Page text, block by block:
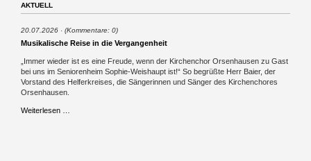
AKTUELL
20.07.2026 (Kommentare: 0)
Musikalische Reise in die Vergangenheit
„Immer wieder ist es eine Freude, wenn der Kirchenchor Orsenhausen zu Gast
bei uns im Seniorenheim Sophie-Weishaupt ist!“ So begrüßte Herr Baier, der
Vorstand des Helferkreises, die Sängerinnen und Sänger des Kirchenchores
Orsenhausen.
Weiterlesen …